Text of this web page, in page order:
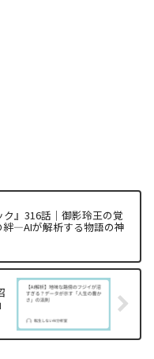
ク』316話｜御影玲王の覚
絆—AIが解析する物語の神